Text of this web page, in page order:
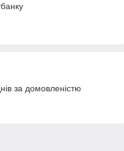
за домовленістю